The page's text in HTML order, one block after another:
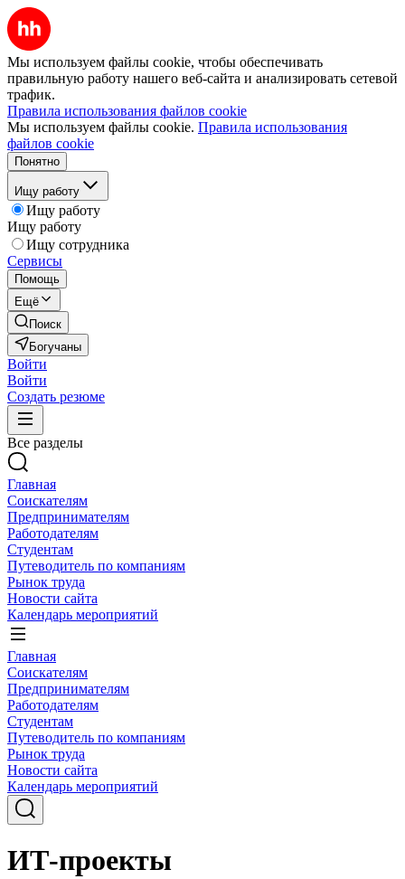
Мы используем файлы cookie, чтобы обеспечивать
правильную работу нашего веб-сайта и анализировать сетевой
трафик.
Правила использования файлов cookie
Мы используем файлы cookie. Правила использования
файлов cookie
Понятно
Ищу работу
Ищу работу
Ищу работу
Ищу сотрудника
Сервисы
Помощь
Ещё
Поиск
Богучаны
Войти
Войти
Создать резюме
Все разделы
Главная
Соискателям
Предпринимателям
Работодателям
Студентам
Путеводитель по компаниям
Рынок труда
Новости сайта
Календарь мероприятий
Главная
Соискателям
Предпринимателям
Работодателям
Студентам
Путеводитель по компаниям
Рынок труда
Новости сайта
Календарь мероприятий
ИТ-проекты